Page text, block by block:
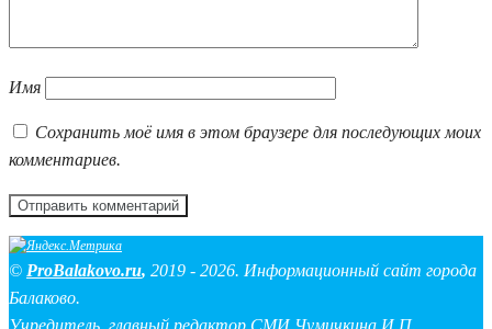
Имя
Сохранить моё имя в этом браузере для последующих моих
комментариев.
© ProBalakovo.ru, 2019 - 2026. Информационный сайт города
Балаково.
Учредитель, главный редактор СМИ Чумичкина И.П.